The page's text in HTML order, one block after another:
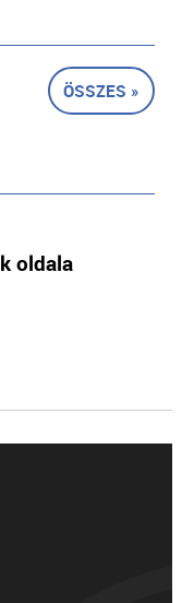
ÖSSZES »
oldala